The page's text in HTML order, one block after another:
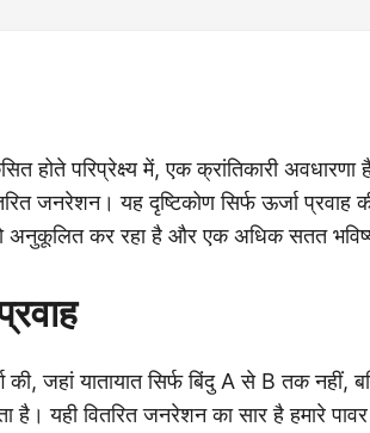
होते परिप्रेक्ष्य में, एक क्रांतिकारी
जनरेशन। यह दृष्टिकोण सिर्फ ऊर्जा प्रवाह
अनुकूलित कर रहा है और एक अधिक सतत भविष्य
की, जहां यातायात सिर्फ बिंदु A से B तक नहीं,
है। यही वितरित जनरेशन का सार है हमारे